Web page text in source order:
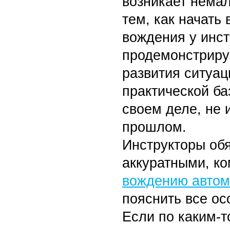
тем, как начать
вождения у
развития
практической
своем деле, не
прошлом.
Инструкторы
аккуратными,
вождению
пояснить все
Если по каким-